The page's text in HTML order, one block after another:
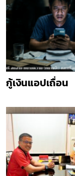
กู้เงินแอปเถื่อน